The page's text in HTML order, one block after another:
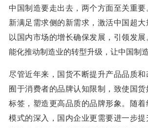
中国制造要走出去，两个方面至关重要
新满足需求侧的新需求，激活中国超大
以国内市场的增长确保发展，引领发
能化推动制造业的转型升级，让中国制
尽管近年来，国货不断提升产品品质和
囿于消费者的品牌认知限制，致使国
标签，塑造更高品质的品牌形象。随
模式的深入，国内企业更需要进一步